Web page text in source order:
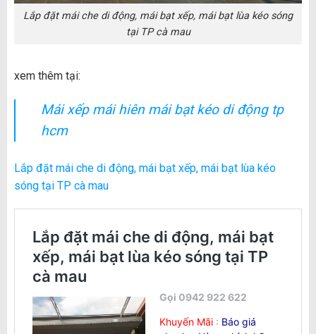
Lắp đặt mái che di động, mái bạt xếp, mái bạt lùa kéo sóng
tại TP cà mau
xem thêm tại:
Mái xếp mái hiên mái bạt kéo di động tp
hcm
Lắp đặt mái che di động, mái bạt xếp, mái bạt lùa kéo
sóng tại TP cà mau